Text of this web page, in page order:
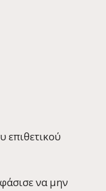
επιθετικού
να μην